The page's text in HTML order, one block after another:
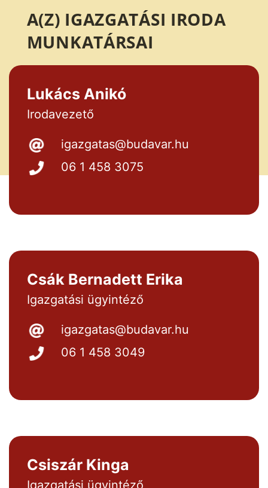
A(Z) IGAZGATÁSI IRODA
MUNKATÁRSAI
Lukács Anikó
Irodavezető
igazgatas@budavar.hu
06 1 458 3075
Csák Bernadett Erika
Igazgatási ügyintéző
igazgatas@budavar.hu
06 1 458 3049
Csiszár Kinga
Igazgatási ügyintéző